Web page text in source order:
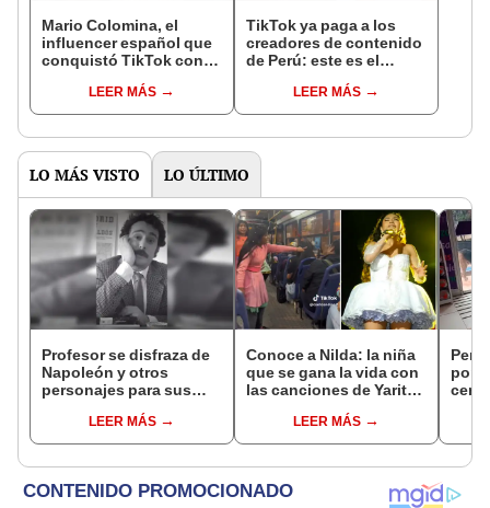
Mario Colomina, el
influencer español que
conquistó TikTok con
"Mi amor nació por la
gastronomía"
LEER MÁS
TikTok ya paga a los
creadores de contenido
de Perú: este es el
llegar a cobrar por 1.000
vistas
LEER MÁS
LO MÁS VISTO LO ÚLTIMO
Profesor se disfraza de
Napoleón y otros
personajes para sus
Historia [VIDEO]
LEER MÁS
Conoce a Nilda: la niña
que se gana la vida con
las canciones de Yarita
LEER MÁS